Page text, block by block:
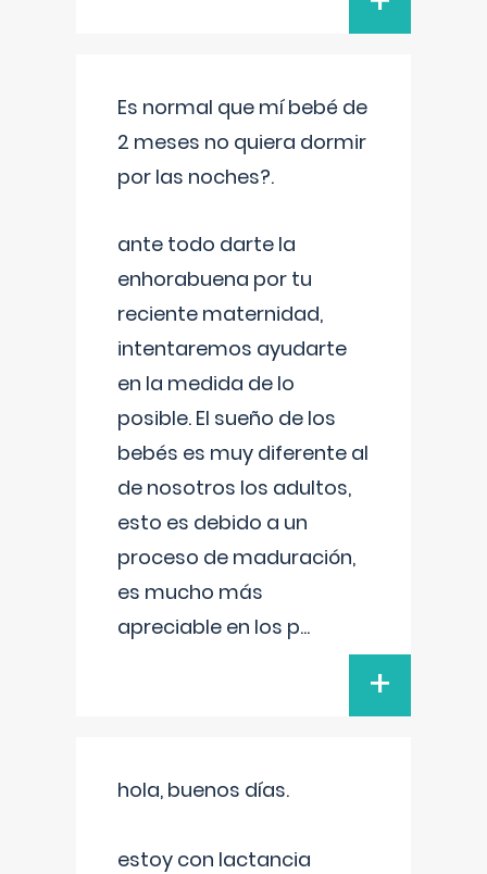
Es normal que mí bebé de
2 meses no quiera dormir
por las noches?.
ante todo darte la
enhorabuena por tu
reciente maternidad,
intentaremos ayudarte
en la medida de lo
posible. El sueño de los
bebés es muy diferente al
de nosotros los adultos,
esto es debido a un
proceso de maduración,
es mucho más
apreciable en los p...
+
hola, buenos días.
estoy con lactancia